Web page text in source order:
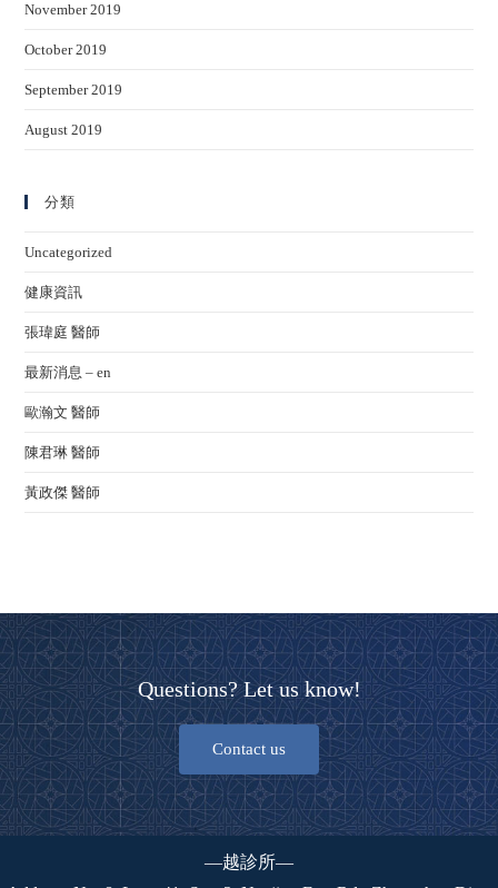
November 2019
October 2019
September 2019
August 2019
分類
Uncategorized
健康資訊
張瑋庭 醫師
最新消息 – en
歐瀚文 醫師
陳君琳 醫師
黃政傑 醫師
Questions? Let us know!
Contact us
—越診所—